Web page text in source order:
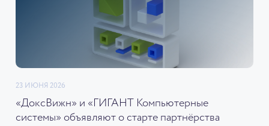
23 ИЮНЯ 2026
«ДоксВижн» и «ГИГАНТ Компьютерные
системы» объявляют о старте партнёрства